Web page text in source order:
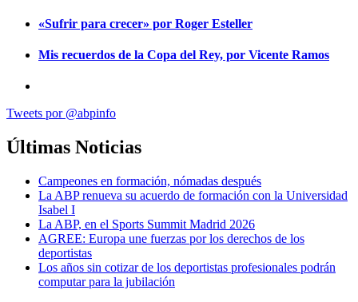
«Sufrir para crecer» por Roger Esteller
Mis recuerdos de la Copa del Rey, por Vicente Ramos
Tweets por @abpinfo
Últimas Noticias
Campeones en formación, nómadas después
La ABP renueva su acuerdo de formación con la Universidad
Isabel I
La ABP, en el Sports Summit Madrid 2026
AGREE: Europa une fuerzas por los derechos de los
deportistas
Los años sin cotizar de los deportistas profesionales podrán
computar para la jubilación